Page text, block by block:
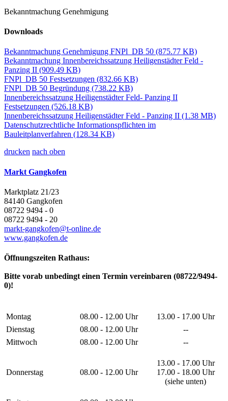
Bekanntmachung Genehmigung
Downloads
Bekanntmachung Genehmigung FNPl_DB 50 (875.77 KB)
Bekanntmachung Innenbereichssatzung Heiligenstädter Feld -
Panzing II (909.49 KB)
FNPl_DB 50 Festsetzungen (832.66 KB)
FNPl_DB 50 Begründung (738.22 KB)
Innenbereichssatzung Heiligenstädter Feld- Panzing II
Festsetzungen (526.18 KB)
Innenbereichssatzung Heiligenstädter Feld - Panzing II (1.38 MB)
Datenschutzrechtliche Informationspflichten im
Bauleitplanverfahren (128.34 KB)
drucken nach oben
Markt Gangkofen
Marktplatz 21/23
84140 Gangkofen
08722 9494 - 0
08722 9494 - 20
markt-gangkofen@t-online.de
www.gangkofen.de
Öffnungszeiten Rathaus:
Bitte vorab unbedingt einen Termin vereinbaren (08722/9494-
0)!
Montag 08.00 - 12.00 Uhr
13.00 - 17.00 Uhr
Dienstag
08.00 - 12.00 Uhr
--
Mittwoch
08.00 - 12.00 Uhr --
Donnerstag 08.00 - 12.00 Uhr
13.00 - 17.00 Uhr
17.00 - 18.00 Uhr
(siehe unten)